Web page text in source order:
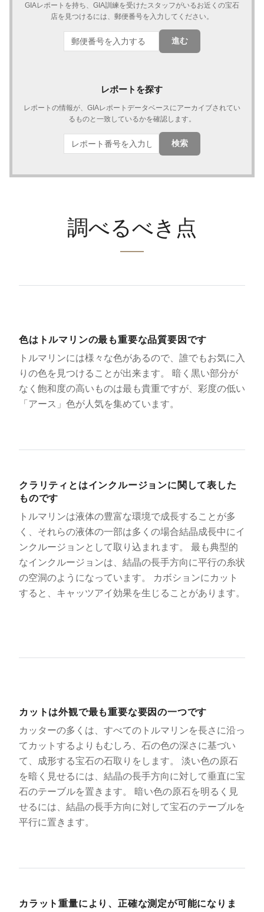
GIAレポートを持ち、GIA訓練を受けたスタッフがいるお近くの宝石
店を見つけるには、郵便番号を入力してください。
進む
レポートを探す
レポートの情報が、GIAレポートデータベースにアーカイブされてい
るものと一致しているかを確認します。
検索
調べるべき点
色はトルマリンの最も重要な品質要因です
トルマリンには様々な色があるので、誰でもお気に入
りの色を見つけることが出来ます。 暗く黒い部分が
なく飽和度の高いものは最も貴重ですが、彩度の低い
「アース」色が人気を集めています。
クラリティとはインクルージョンに関して表した
ものです
トルマリンは液体の豊富な環境で成長することが多
く、それらの液体の一部は多くの場合結晶成長中にイ
ンクルージョンとして取り込まれます。 最も典型的
なインクルージョンは、結晶の長手方向に平行の糸状
の空洞のようになっています。 カボションにカット
すると、キャッツアイ効果を生じることがあります。
カットは外観で最も重要な要因の一つです
カッターの多くは、すべてのトルマリンを長さに沿っ
てカ​​ットするよりもむしろ、石の色の深さに基づい
て、成形する宝石の石取りをします。 淡い色の原石
を暗く見せるには、結晶の長手方向に対して垂直に宝
石のテーブルを置きます。 暗い色の原石を明るく見
せるには、結晶の長手方向に対して宝石のテーブルを
平行に置きます。
カラット重量により、正確な測定が可能になりま